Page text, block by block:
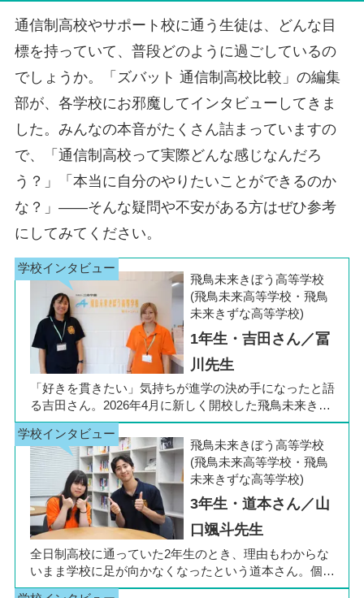
通信制高校やサポート校に通う生徒は、どんな目
標を持っていて、普段どのように過ごしているの
でしょうか。「ズバット 通信制高校比較」の編集
部が、各学校にお邪魔してインタビューしてきま
した。みんなの本音がたくさん詰まっていますの
で、「通信制高校って実際どんな感じなんだろ
う？」「本当に自分のやりたいことができるのか
な？」――そんな疑問や不安がある方はぜひ参考
にしてみてください。
飛鳥未来きぼう高等学校
(飛鳥未来高等学校・飛鳥
未来きずな高等学校)
1年生・吉田さん／冨
川先生
「好きを貫きたい」気持ちが進学の決め手になったと語
る吉田さん。2026年4月に新しく開校した飛鳥未来きぼ
う高等学校 柏キャンパスの1年生です。彼女は中学3年
生の公立入試直前に「自分らしく過ごしながら夢に近づ
ける環境を選びたい」と思い、進路変更を決意しまし
た。今回は吉田さん、同キャンパスの冨川先生に、通信
制高校の学校生活の様子や雰囲気、行事について語って
いただきました。お互いの話からは、日々の何気ない会
話や行事を通じて育まれた、先生と生徒の温かな信頼関
係もうかがえました。
飛鳥未来きぼう高等学校
(飛鳥未来高等学校・飛鳥
未来きずな高等学校)
3年生・道本さん／山
口颯斗先生
全日制高校に通っていた2年生のとき、理由もわからな
いまま学校に足が向かなくなったという道本さん。個別
相談会で感じた先生の「温かさ」を決め手に、飛鳥未来